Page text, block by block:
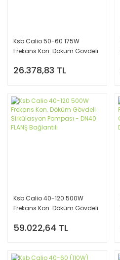
Ksb Calio 50-60 175W
Frekans Kon. Döküm Gövdeli
FLANŞ Bağlantılı
26.378,83 TL
Ksb Calio 40-120 500W
Frekans Kon. Döküm Gövdeli
FLANŞ Bağlantılı
59.022,64 TL